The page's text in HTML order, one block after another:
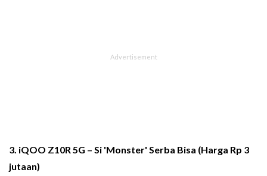
3. iQOO Z10R 5G – Si 'Monster' Serba Bisa (Harga Rp 3
jutaan)